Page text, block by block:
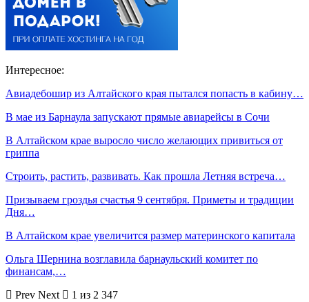
Интересное:
Авиадебошир из Алтайского края пытался попасть в кабину…
В мае из Барнаула запускают прямые авиарейсы в Сочи
В Алтайском крае выросло число желающих привиться от
гриппа
Строить, растить, развивать. Как прошла Летняя встреча…
Призываем гроздья счастья 9 сентября. Приметы и традиции
Дня…
В Алтайском крае увеличится размер материнского капитала
Ольга Шернина возглавила барнаульский комитет по
финансам,…
Prev Next
1 из 2 347